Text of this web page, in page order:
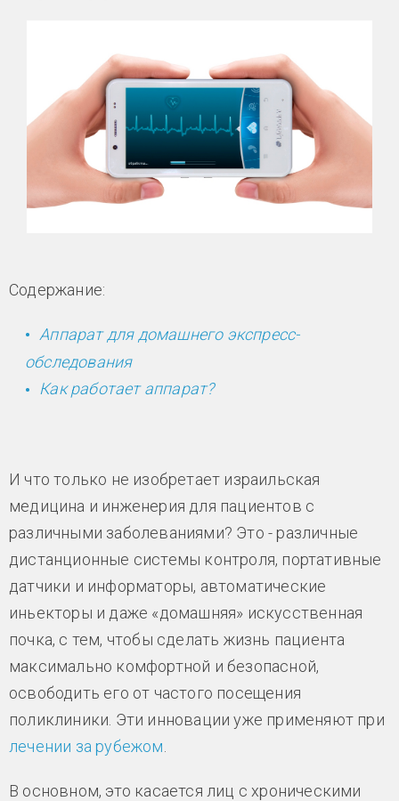
Содержание:
Аппарат для домашнего экспресс-
обследования​
Как работает аппарат?
И что только не изобретает израильская
медицина и инженерия для пациентов с
различными заболеваниями? Это - различные
дистанционные системы контроля, портативные
датчики и информаторы, автоматические
иньекторы и даже «домашняя» искусственная
почка, с тем, чтобы сделать жизнь пациента
максимально комфортной и безопасной,
освободить его от частого посещения
поликлиники. Эти инновации уже применяют при
лечении за рубежом
В основном, это касается лиц с хроническими